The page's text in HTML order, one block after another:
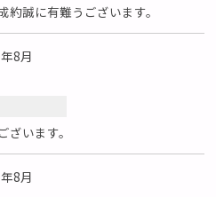
誠に有難うございます。
8月
います。
8月